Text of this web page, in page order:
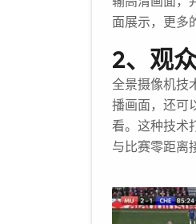
面展示，更多
2、观
全景摄像机技
播画面，还可
看。这种技术
与比赛零距离